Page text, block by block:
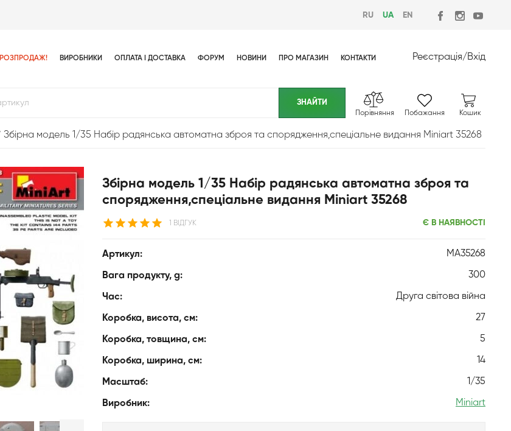
RU UA EN
РОЗПРОДАЖ! ВИРОБНИКИ ОПЛАТА І ДОСТАВКА ФОРУМ НОВИНИ ПРО МАГАЗИН КОНТАКТИ Реєстрація/Вхід
Порівняння Побажання Кошик
Збірна модель 1/35 Набір радянська автоматна зброя та спорядження,спеціальне видання Miniart 35268
Збірна модель 1/35 Набір радянська автоматна зброя та
спорядження,спеціальне видання Miniart 35268
1 ВІДГУК Є В НАЯВНОСТІ
Артикул: MA35268
Вага продукту, g: 300
Час: Друга світова війна
Коробка, висота, см: 27
Коробка, товщина, см: 5
Коробка, ширина, см: 14
Масштаб: 1/35
Виробник: Miniart